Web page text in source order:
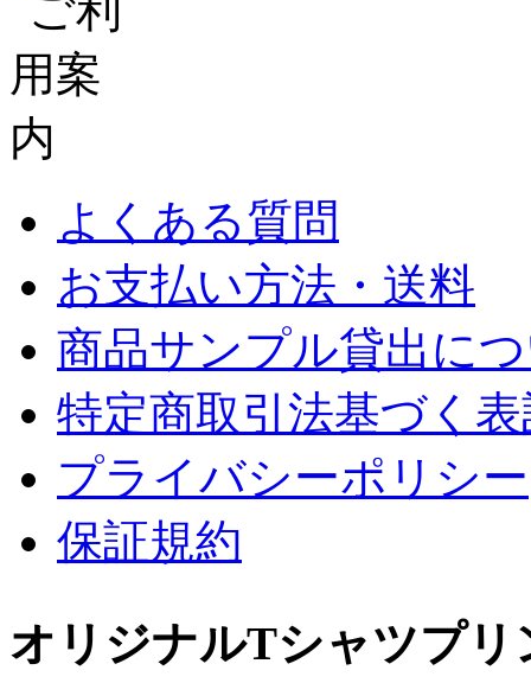
よくある質問
お支払い方法・送料
商品サンプル貸出に
特定商取引法基づく
プライバシーポリシー
保証規約
オリジナルTシャツプ